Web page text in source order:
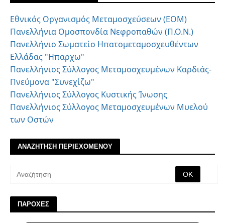
Εθνικός Οργανισμός Μεταμοσχεύσεων (ΕΟΜ)
Πανελλήνια Ομοσπονδία Νεφροπαθών (Π.Ο.Ν.)
Πανελλήνιο Σωματείο Ηπατομεταμοσχευθέντων
Ελλάδας "Ηπαρχω"
Πανελλήνιος Σύλλογος Μεταμοσχευμένων Καρδιάς-
Πνεύμονα "Συνεχίζω"
Πανελλήνιος Σύλλογος Κυστικής Ίνωσης
Πανελλήνιος Σύλλογος Μεταμοσχευμένων Μυελού
των Οστών
ΑΝΑΖΗΤΗΣΗ ΠΕΡΙΕΧΟΜΕΝΟΥ
ΠΑΡΟΧΕΣ